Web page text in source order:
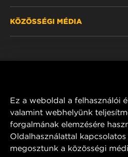
HOL KAPHATÓ
KÖZÖSSÉGI MÉDIA
MANN+HUMMEL FT Poland
ul. Wrocławska 145,
Ez a weboldal a felhasználói
valamint webhelyünk
forgalmának elemzésére
Oldalhasználattal
megosztunk a közösségi